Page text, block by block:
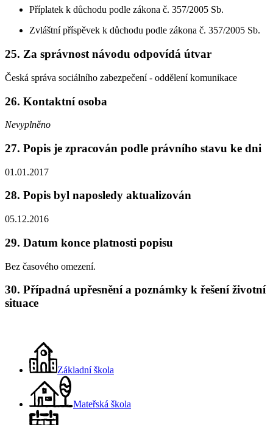
Příplatek k důchodu podle zákona č. 357/2005 Sb.
Zvláštní příspěvek k důchodu podle zákona č. 357/2005 Sb.
25. Za správnost návodu odpovídá útvar
Česká správa sociálního zabezpečení - oddělení komunikace
26. Kontaktní osoba
Nevyplněno
27. Popis je zpracován podle právního stavu ke dni
01.01.2017
28. Popis byl naposledy aktualizován
05.12.2016
29. Datum konce platnosti popisu
Bez časového omezení.
30. Případná upřesnění a poznámky k řešení životní
situace
Základní škola
Mateřská škola